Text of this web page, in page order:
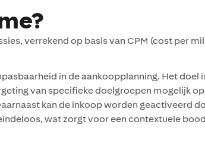
verrekend op basis van CPM (cost per
in de aankoopplanning. Het doel
van specifieke doelgroepen mogelijk
kan de inkoop worden geactiveerd
wat zorgt voor een contextuele